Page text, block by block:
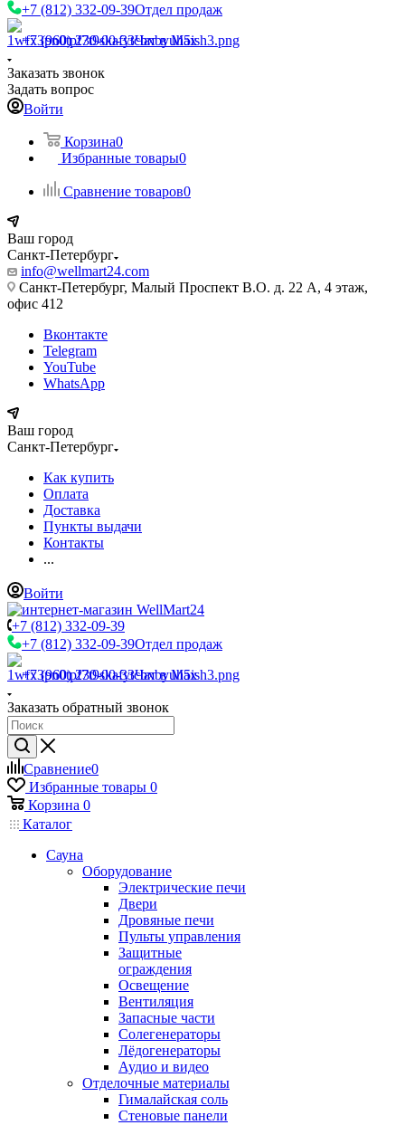
+7 (812) 332-09-39Отдел продаж
+7 (960) 230-00-33Чат в Max
Заказать звонок
Задать вопрос
Войти
Корзина0
Избранные товары0
Сравнение товаров0
Ваш город
Санкт-Петербург
info@wellmart24.com
Санкт-Петербург, Малый Проспект В.О. д. 22 А, 4 этаж,
офис 412
Вконтакте
Telegram
YouTube
WhatsApp
Ваш город
Санкт-Петербург
Как купить
Оплата
Доставка
Пункты выдачи
Контакты
...
Войти
+7 (812) 332-09-39
+7 (812) 332-09-39Отдел продаж
+7 (960) 230-00-33Чат в Max
Заказать обратный звонок
Сравнение0
Избранные товары 0
Корзина 0
Каталог
Сауна
Оборудование
Электрические печи
Двери
Дровяные печи
Пульты управления
Защитные
ограждения
Освещение
Вентиляция
Запасные части
Солегенераторы
Лёдогенераторы
Аудио и видео
Отделочные материалы
Гималайская соль
Стеновые панели